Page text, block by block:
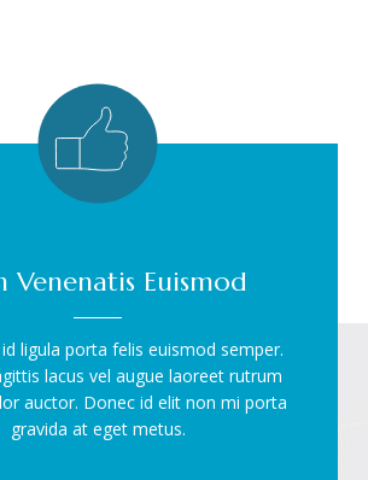
Venenatis Euismod
ligula porta felis euismod semper.
lacus vel augue laoreet rutrum
auctor. Donec id elit non mi porta
gravida at eget metus.